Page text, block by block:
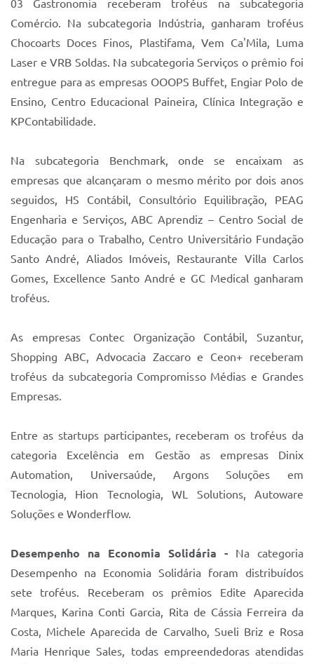
03 Gastronomia receberam troféus na subcategoria
Comércio. Na subcategoria Indústria, ganharam troféus
Chocoarts Doces Finos, Plastifama, Vem Ca'Mila, Luma
Laser e VRB Soldas. Na subcategoria Serviços o prêmio foi
entregue para as empresas OOOPS Buffet, Engiar Polo de
Ensino, Centro Educacional Paineira, Clínica Integração e
KPContabilidade.
Na subcategoria Benchmark, onde se encaixam as
empresas que alcançaram o mesmo mérito por dois anos
seguidos, HS Contábil, Consultório Equilibração, PEAG
Engenharia e Serviços, ABC Aprendiz – Centro Social de
Educação para o Trabalho, Centro Universitário Fundação
Santo André, Aliados Imóveis, Restaurante Villa Carlos
Gomes, Excellence Santo André e GC Medical ganharam
troféus.
As empresas Contec Organização Contábil, Suzantur,
Shopping ABC, Advocacia Zaccaro e Ceon+ receberam
troféus da subcategoria Compromisso Médias e Grandes
Empresas.
Entre as startups participantes, receberam os troféus da
categoria Excelência em Gestão as empresas Dinix
Automation, Universaúde, Argons Soluções em
Tecnologia, Hion Tecnologia, WL Solutions, Autoware
Soluções e Wonderflow.
Desempenho na Economia Solidária - Na categoria
Desempenho na Economia Solidária foram distribuídos
sete troféus. Receberam os prêmios Edite Aparecida
Marques, Karina Conti Garcia, Rita de Cássia Ferreira da
Costa, Michele Aparecida de Carvalho, Sueli Briz e Rosa
Maria Henrique Sales, todas empreendedoras atendidas